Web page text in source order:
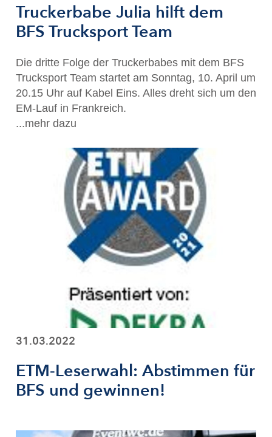
Truckerbabe Julia hilft dem
BFS Trucksport Team
Die dritte Folge der Truckerbabes mit dem BFS
Trucksport Team startet am Sonntag, 10. April um
20.15 Uhr auf Kabel Eins. Alles dreht sich um den
EM-Lauf in Frankreich.
...mehr dazu
31.03.2022
ETM-Leserwahl: Abstimmen für
BFS und gewinnen!